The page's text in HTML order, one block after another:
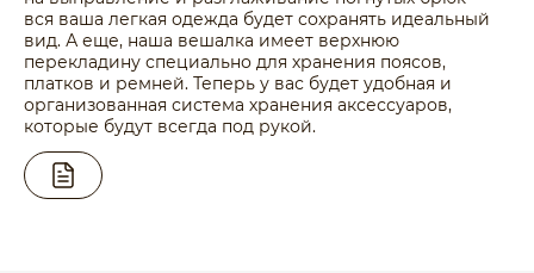
вся ваша легкая одежда будет сохранять идеальный
вид. А еще, наша вешалка имеет верхнюю
перекладину специально для хранения поясов,
платков и ремней. Теперь у вас будет удобная и
организованная система хранения аксессуаров,
которые будут всегда под рукой.